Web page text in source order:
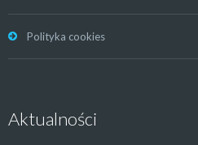
Polityka cookies
Aktualności